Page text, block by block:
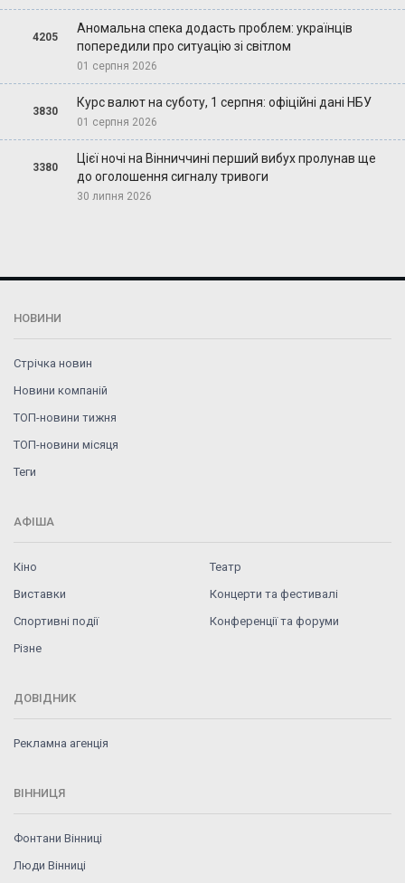
4205
Аномальна спека додасть проблем: українців
попередили про ситуацію зі світлом
01 серпня 2026
3830
Курс валют на суботу, 1 серпня: офіційні дані НБУ
01 серпня 2026
3380
Цієї ночі на Вінниччині перший вибух пролунав ще
до оголошення сигналу тривоги
30 липня 2026
НОВИНИ
Стрічка новин
Новини компаній
ТОП-новини тижня
ТОП-новини місяця
Теги
АФІША
Кіно
Театр
Виставки
Концерти та фестивалі
Спортивні події
Конференції та форуми
Різне
ДОВІДНИК
Рекламна агенція
ВІННИЦЯ
Фонтани Вінниці
Люди Вінниці